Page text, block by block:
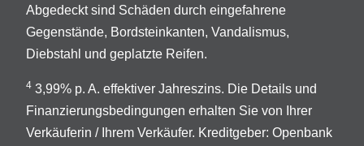
Abgedeckt sind Schäden durch eingefahrene
Gegenstände, Bordsteinkanten, Vandalismus,
Diebstahl und geplatzte Reifen.
4 3,99% p. A. effektiver Jahreszins. Die Details und
Finanzierungsbedingungen erhalten Sie von Ihrer
Verkäuferin / Ihrem Verkäufer. Kreditgeber: Openbank